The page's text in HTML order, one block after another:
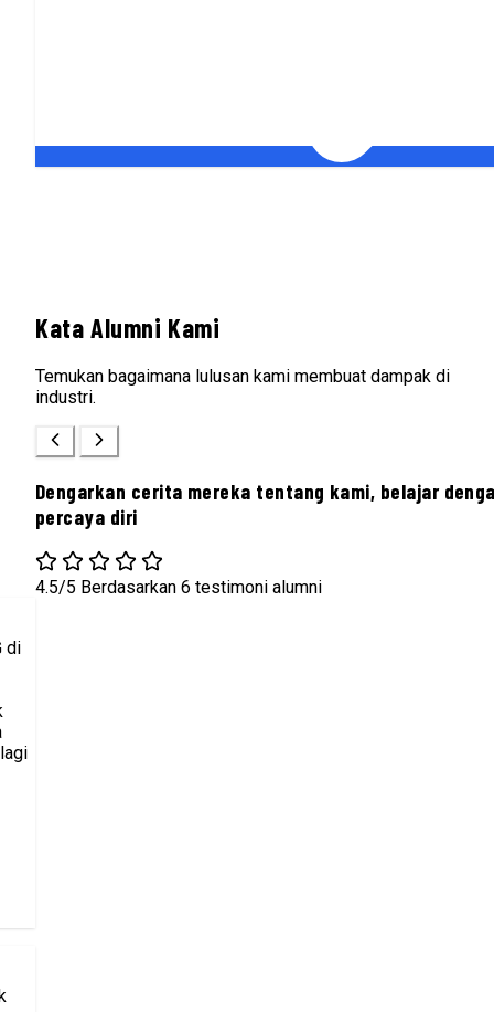
Kata Alumni Kami
Temukan bagaimana lulusan kami membuat dampak di
industri.
Dengarkan cerita mereka tentang kami, belajar
percaya diri
4.5/5 Berdasarkan 6 testimoni alumni